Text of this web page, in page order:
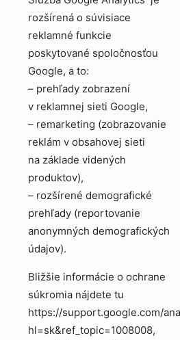
rozšírená o súvisiace
reklamné funkcie
poskytované spoločnosťou
Google, a to:
– prehľady zobrazení
v reklamnej sieti Google,
– remarketing (zobrazovanie
reklám v obsahovej sieti
na základe videných
produktov),
– rozšírené demografické
prehľady (reportovanie
anonymných demografických
údajov).
Bližšie informácie o ochrane
súkromia nájdete tu
https://support.google.com/
hl=sk&ref_topic=1008008,